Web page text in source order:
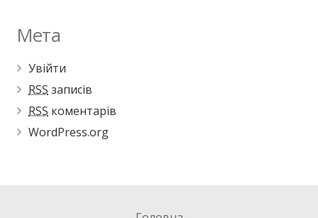
Мета
Увійти
RSS записів
RSS коментарів
WordPress.org